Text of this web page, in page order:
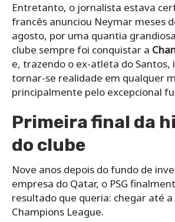
Entretanto, o jornalista estava
francês anunciou Neymar meses
agosto, por uma quantia
clube sempre foi conquistar a
e, trazendo o ex-atleta do Santos,
tornar-se realidade em qualquer
principalmente pelo excepcional
Primeira final da
do clube
Nove anos depois do fundo de
empresa do Qatar, o PSG
resultado que queria: chegar até a
Champions League.